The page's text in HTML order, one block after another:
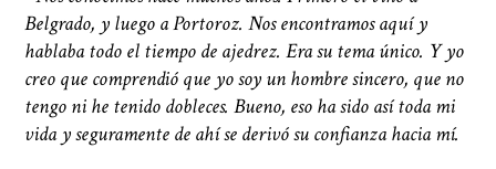
Belgrado, y luego a Portoroz. Nos encontramos aquí y
hablaba todo el tiempo de ajedrez. Era su tema único. Y yo
creo que comprendió que yo soy un hombre sincero, que no
tengo ni he tenido dobleces. Bueno, eso ha sido así toda mi
vida y seguramente de ahí se derivó su confianza hacia mí.